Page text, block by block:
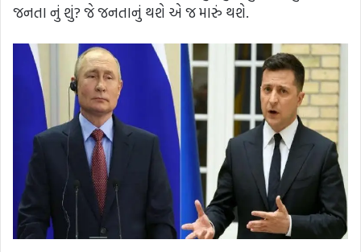
જનતા નું શું? જે જનતાનું થશે એ જ મારું થશે.